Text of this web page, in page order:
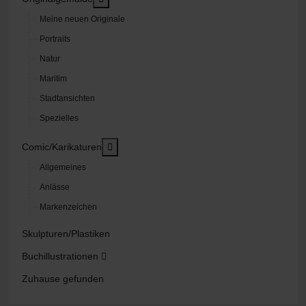
Meine neuen Originale
Portraits
Natur
Maritim
Stadtansichten
Spezielles
Comic/Karikaturen
Allgemeines
Anlässe
Markenzeichen
Skulpturen/Plastiken
Buchillustrationen
Zuhause gefunden